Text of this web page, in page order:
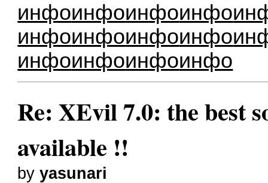
инфоинфоинфоинфо
инфоинфоинфоинфо
инфоинфоинфоинфо
Re: XEvil 7.0: the best
available !!
byyasunari